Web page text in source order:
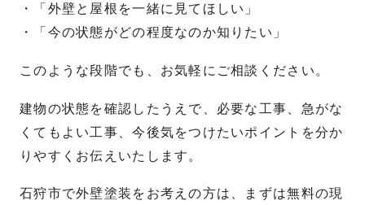
・「外壁と屋根を一緒に見てほしい」
・「今の状態がどの程度なのか知りたい」
このような段階でも、お気軽にご相談ください。
建物の状態を確認したうえで、必要な工事、急がな
くてもよい工事、今後気をつけたいポイントを分か
りやすくお伝えいたします。
石狩市で外壁塗装をお考えの方は、まずは無料の現